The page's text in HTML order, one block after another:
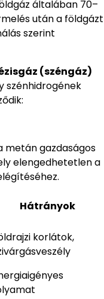
általában 70–
után a földgázt
szerint
(széngáz)
szénhidrogének
metán gazdaságos
elengedhetetlen a
Hátrányok
korlátok,